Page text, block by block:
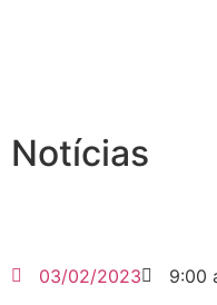
Notícias
03/02/2023 9:00